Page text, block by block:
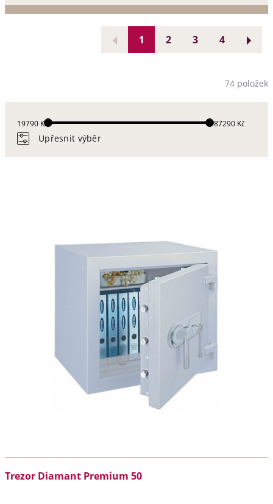
1 2 3 4
74 položek
Upřesnit výběr
19790 Kč 187290 Kč
Trezor Diamant Premium 50